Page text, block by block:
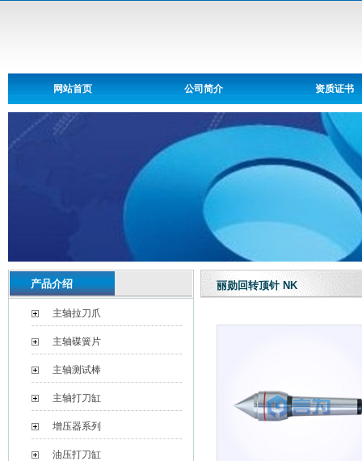
网站首页 公司简介 资质证书
丽勋回转顶针 NK
产品介绍
主轴拉刀爪
主轴碟簧片
主轴测试棒
主轴打刀缸
增压器系列
油压打刀缸